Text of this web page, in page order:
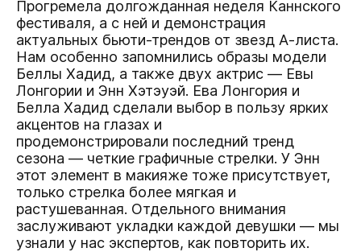
Прогремела долгожданная неделя Каннского
фестиваля, а с ней и демонстрация
актуальных бьюти-трендов от звезд А-листа.
Нам особенно запомнились образы модели
Беллы Хадид, а также двух актрис — Евы
Лонгории и Энн Хэтэуэй. Ева Лонгория и
Белла Хадид сделали выбор в пользу ярких
акцентов на глазах и
продемонстрировали последний тренд
сезона — четкие графичные стрелки. У Энн
этот элемент в макияже тоже присутствует,
только стрелка более мягкая и
растушеванная. Отдельного внимания
заслуживают укладки каждой девушки — мы
узнали у нас экспертов, как повторить их.